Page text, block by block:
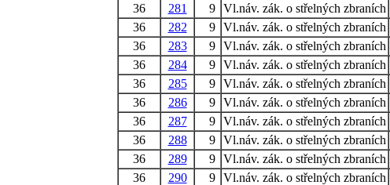
36
281 9 Vl.náv. zák. o střelných zbraních
36
282 9 Vl.náv. zák. o střelných zbraních
36
283 9 Vl.náv. zák. o střelných zbraních
36
284 9 Vl.náv. zák. o střelných zbraních
36
285 9 Vl.náv. zák. o střelných zbraních
36
286 9 Vl.náv. zák. o střelných zbraních
36
287 9 Vl.náv. zák. o střelných zbraních
36
288 9 Vl.náv. zák. o střelných zbraních
36
289 9 Vl.náv. zák. o střelných zbraních
36
290 9 Vl.náv. zák. o střelných zbraních